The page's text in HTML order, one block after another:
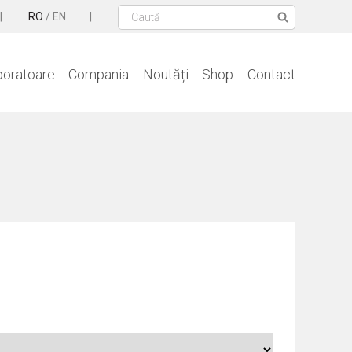
RO / EN
Compania Noutăți Shop Contact